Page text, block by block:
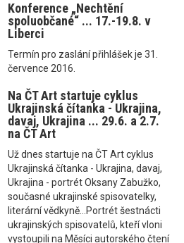
Konference „Nechtění
spoluobčané“ ... 17.-19.8. v
Liberci
Termín pro zaslání přihlášek je 31.
července 2016.
Na ČT Art startuje cyklus
Ukrajinská čítanka - Ukrajina,
davaj, Ukrajina ... 29.6. a 2.7.
na ČT Art
Už dnes startuje na ČT Art cyklus
Ukrajinská čítanka - Ukrajina, davaj,
Ukrajina - portrét Oksany Zabužko,
současné ukrajinské spisovatelky,
literární vědkyně...Portrét šestnácti
ukrajinských spisovatelů, kteří vloni
vystoupili na Měsíci autorského čtení